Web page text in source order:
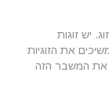
יש זוגות
את הזוגיות
את המשבר הזה